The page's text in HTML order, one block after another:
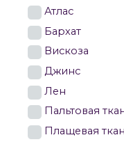
Атлас
Бархат
Вискоза
Джинс
Лен
Пальтовая
Плащевая